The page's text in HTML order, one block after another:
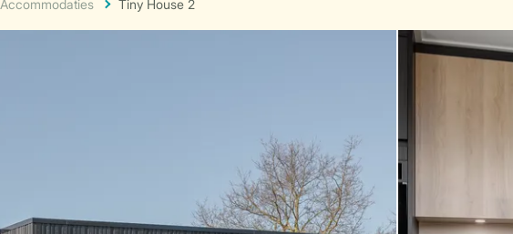
Accommodaties Tiny House 2